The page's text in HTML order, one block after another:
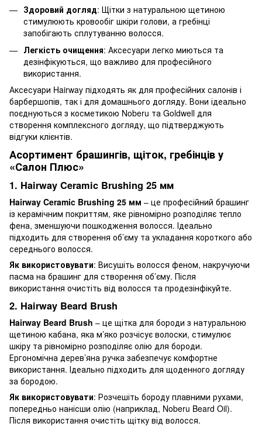
Здоровий догляд: Щітки з натуральною щетиною
стимулюють кровообіг шкіри голови, а гребінці
запобігають сплутуванню волосся.
Легкість очищення: Аксесуари легко миються та
дезінфікуються, що важливо для професійного
використання.
Аксесуари Hairway підходять як для професійних салонів і
барбершопів, так і для домашнього догляду. Вони ідеально
поєднуються з косметикою Noberu та Goldwell для
створення комплексного догляду, що підтверджують
відгуки клієнтів.
Асортимент брашингів, щіток, гребінців у
«Салон Плюс»
1. Hairway Ceramic Brushing 25 мм
Hairway Ceramic Brushing 25 мм – це професійний брашинг
із керамічним покриттям, яке рівномірно розподіляє тепло
фена, зменшуючи пошкодження волосся. Ідеально
підходить для створення об’єму та укладання короткого або
середнього волосся.
Як використовувати: Висушіть волосся феном, накручуючи
пасма на брашинг для створення об’єму. Після
використання очистіть від волосся та продезінфікуйте.
2. Hairway Beard Brush
Hairway Beard Brush – це щітка для бороди з натуральною
щетиною кабана, яка м’яко розчісує волоски, стимулює
шкіру та рівномірно розподіляє олію для бороди.
Ергономічна дерев’яна ручка забезпечує комфортне
використання. Ідеально підходить для щоденного догляду
за бородою.
Як використовувати: Розчешіть бороду плавними рухами,
попередньо нанісши олію (наприклад, Noberu Beard Oil).
Після використання очистіть щітку від волосся.